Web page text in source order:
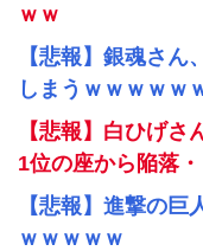
ｗｗ
【悲報】銀魂さ
しまうｗｗｗｗｗ
【悲報】白ひげ
1位の座から陥落・
【悲報】進撃の
ｗｗｗｗｗ